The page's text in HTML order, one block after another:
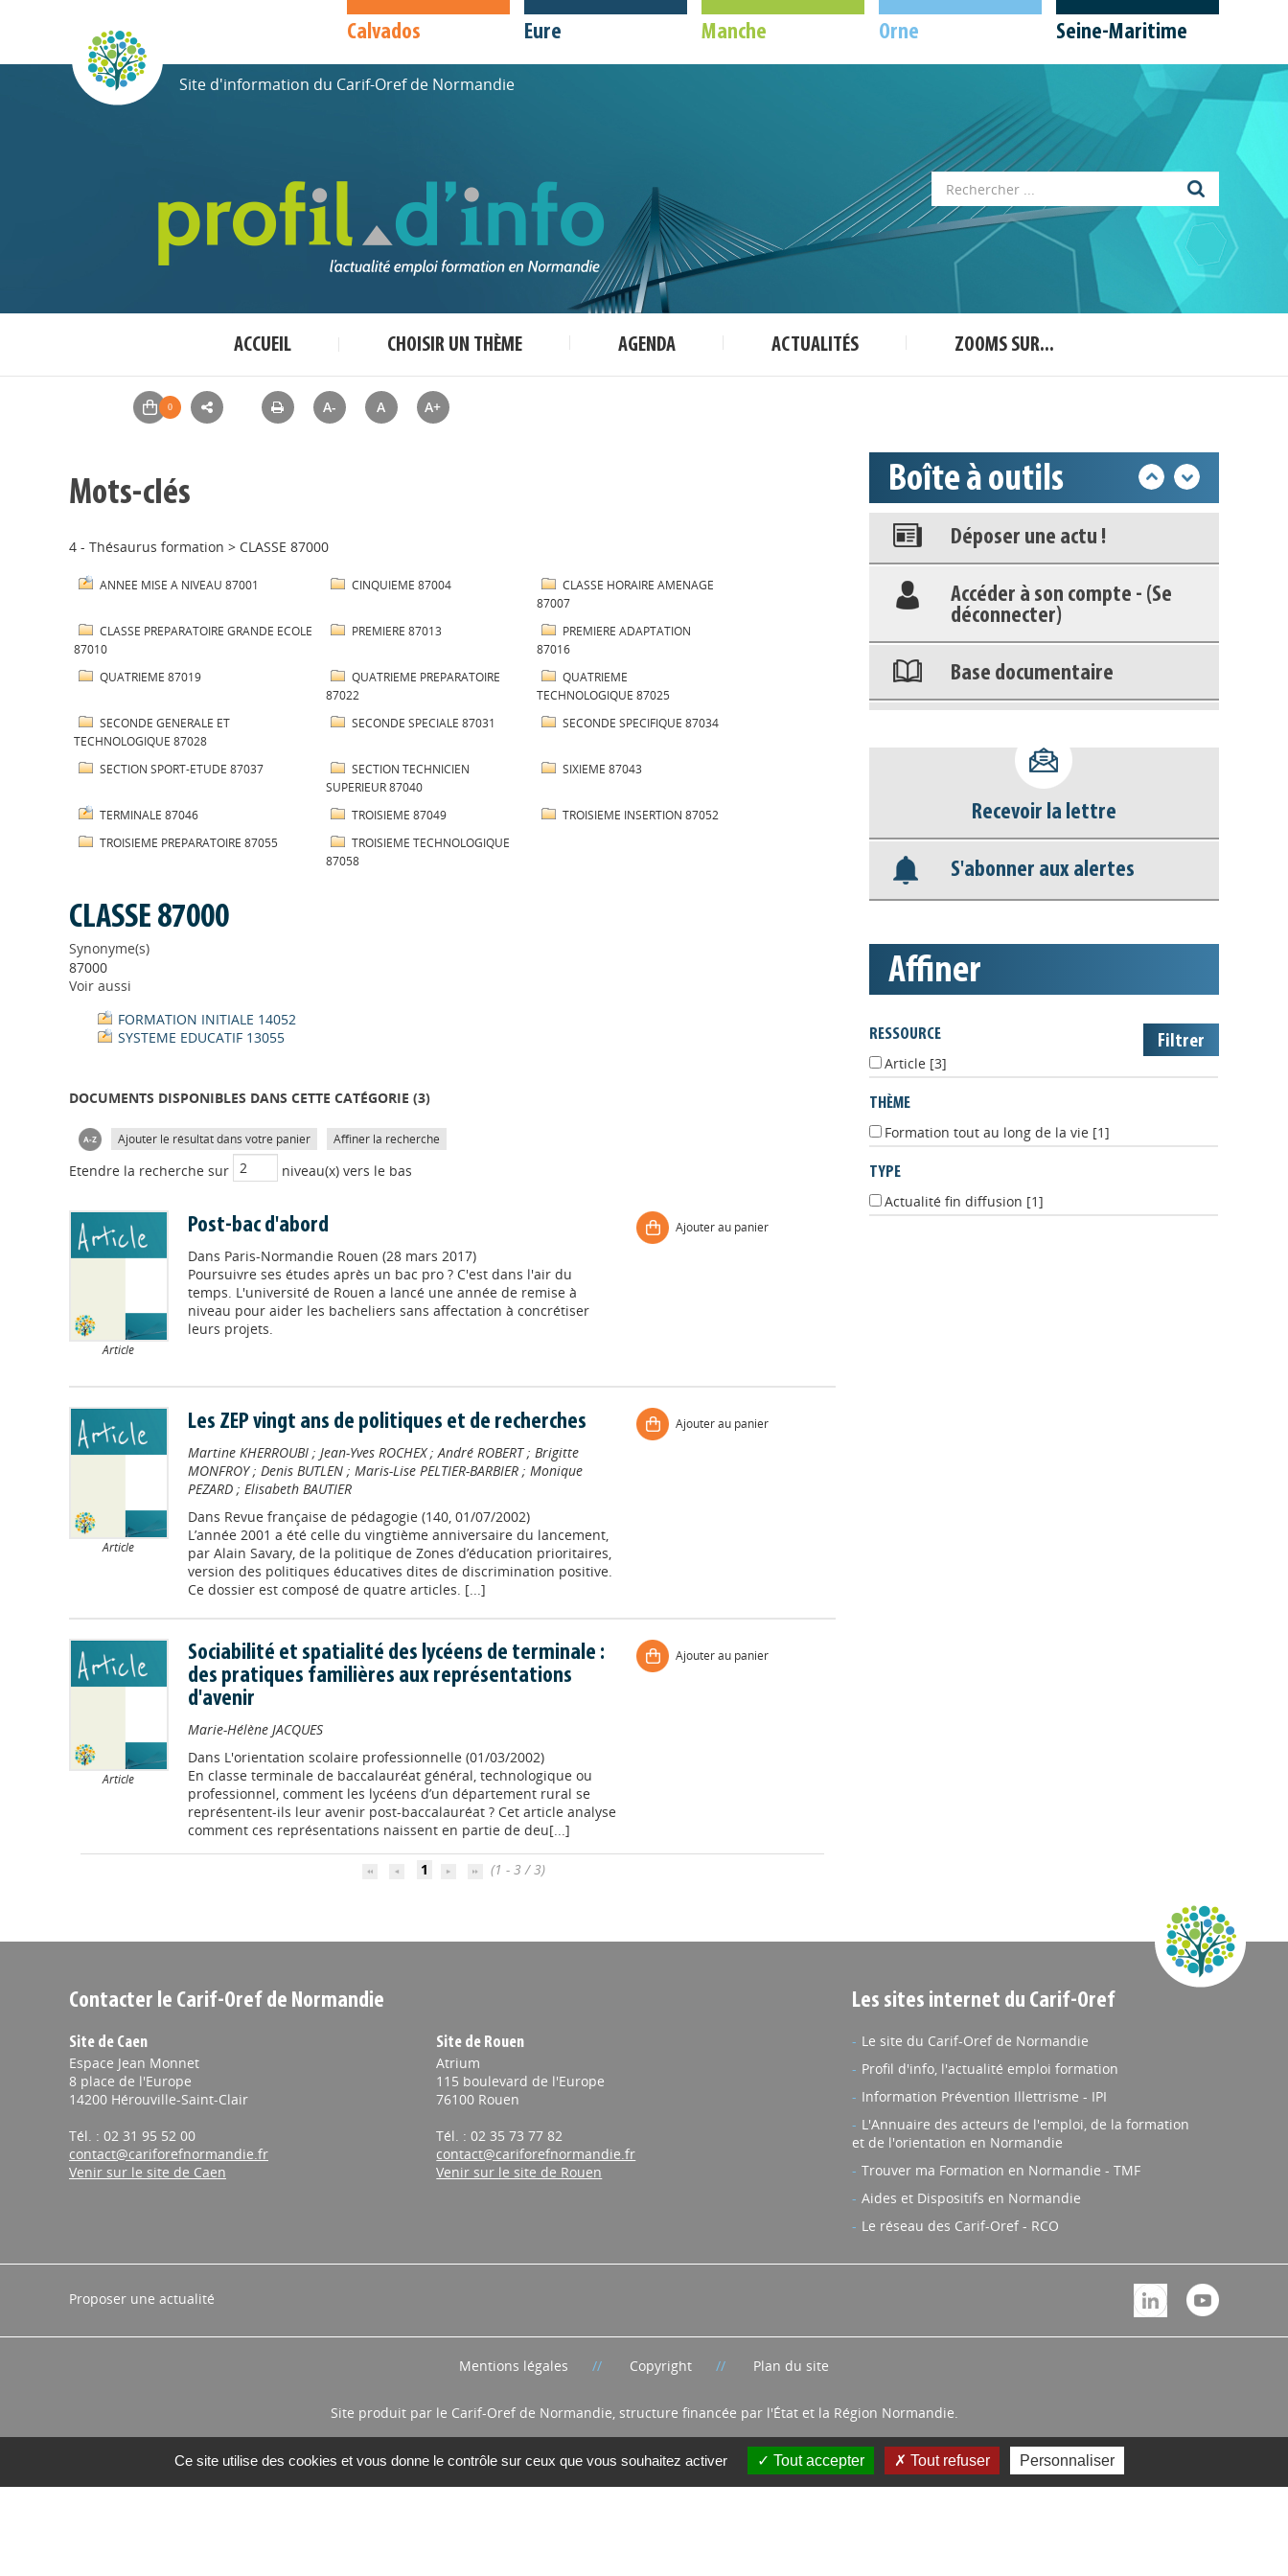
Calvados Eure Manche Orne Seine-Maritime
Site d'information du Carif-Oref de Normandie
ACCUEIL CHOISIR UN THÈME AGENDA ACTUALITÉS ZOOMS SUR...
A- A A+
Mots-clés
4 - Thésaurus formation > CLASSE 87000
ANNEE MISE A NIVEAU 87001 CINQUIEME 87004
CLASSE HORAIRE AMENAGE
87007
CLASSE PREPARATOIRE GRANDE ECOLE
87010
PREMIERE 87013
PREMIERE ADAPTATION
87016
QUATRIEME 87019
QUATRIEME PREPARATOIRE
87022
QUATRIEME
TECHNOLOGIQUE 87025
SECONDE GENERALE ET
TECHNOLOGIQUE 87028
SECONDE SPECIALE 87031 SECONDE SPECIFIQUE 87034
SECTION SPORT-ETUDE 87037
SECTION TECHNICIEN
SUPERIEUR 87040
SIXIEME 87043
TERMINALE 87046 TROISIEME 87049
TROISIEME INSERTION 87052
TROISIEME PREPARATOIRE 87055
TROISIEME TECHNOLOGIQUE
87058
CLASSE 87000
Synonyme(s)
87000
Voir aussi
FORMATION INITIALE 14052
SYSTEME EDUCATIF 13055
DOCUMENTS DISPONIBLES DANS CETTE CATÉGORIE (3)
Ajouter le résultat dans votre panier Affiner la recherche
Etendre la recherche sur niveau(x) vers le bas
Article
Post-bac d'abord
Dans Paris-Normandie Rouen (28 mars 2017)
Poursuivre ses études après un bac pro ? C'est dans l'air du
temps. L'université de Rouen a lancé une année de remise à
niveau pour aider les bacheliers sans affectation à concrétiser
leurs projets.
Ajouter au panier
Article
Les ZEP vingt ans de politiques et de recherches
Martine KHERROUBI; Jean-Yves ROCHEX;André ROBERT; Brigitte
MONFROY; Denis BUTLEN; Maris-Lise PELTIER-BARBIER; Monique
PEZARD; Elisabeth BAUTIER
Dans Revue française de pédagogie (140, 01/07/2002)
L’année 2001 a été celle du vingtième anniversaire du lancement,
par Alain Savary, de la politique de Zones d’éducation prioritaires,
version des politiques éducatives dites de discrimination positive.
Ce dossier est composé de quatre articles. [...]
Ajouter au panier
Article
Sociabilité et spatialité des lycéens de terminale :
des pratiques familières aux représentations
d'avenir
Marie-Hélène JACQUES
Dans L'orientation scolaire professionnelle (01/03/2002)
En classe terminale de baccalauréat général, technologique ou
professionnel, comment les lycéens d’un département rural se
représentent-ils leur avenir post-baccalauréat ? Cet article analyse
comment ces représentations naissent en partie de deu[...]
Ajouter au panier
1 (1 - 3 / 3)
Boîte à outils
Appels à projets
Déposer une actu !
Accéder à son compte - (Se
déconnecter)
Base documentaire
Nos veilles Scoop.it
Déposer une actu !
Accéder à son compte - (Se
déconnecter)
Base documentaire
Nos veilles Scoop.it
Appels à projets
Recevoir la lettre
S'abonner aux alertes
affiner
RESSOURCE
Article [3]
THÈME
Formation tout au long de la vie [1]
TYPE
Actualité fin diffusion [1]
Contacter le Carif-Oref de Normandie
Site de Caen
Espace Jean Monnet
8 place de l'Europe
14200 Hérouville-Saint-Clair
Tél. : 02 31 95 52 00
contact@cariforefnormandie.fr
Venir sur le site de Caen
Site de Rouen
Atrium
115 boulevard de l'Europe
76100 Rouen
Tél. : 02 35 73 77 82
contact@cariforefnormandie.fr
Venir sur le site de Rouen
Les sites internet du Carif-Oref
Le site du Carif-Oref de Normandie
Profil d'info, l'actualité emploi formation
Information Prévention Illettrisme - IPI
L'Annuaire des acteurs de l'emploi, de la formation
et de l'orientation en Normandie
Trouver ma Formation en Normandie - TMF
Aides et Dispositifs en Normandie
Le réseau des Carif-Oref - RCO
Proposer une actualité
Mentions légales Copyright Plan du site
Site produit par le Carif-Oref de Normandie, structure financée par l'État et la Région Normandie.
Ce site utilise des cookies et vous donne le contrôle sur ceux que vous souhaitez activer Tout accepter Tout refuser Personnaliser